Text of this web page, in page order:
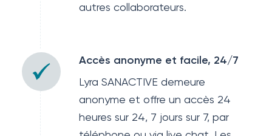
autres collaborateurs.
Accès anonyme et facile, 24/7
Lyra SANACTIVE demeure
anonyme et offre un accès 24
heures sur 24, 7 jours sur 7, par